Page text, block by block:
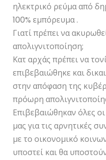
ηλεκτρικό ρεύμα από
100% εμπόρευμα .
Γιατί πρέπει να
απολιγνιτοποίηση;
Κατ αρχάς πρέπει να
επιβεβαιώθηκε και
στην απόφαση της
πρόωρη
Επιβεβαιώθηκαν όλες
μας για τις αρνητικές
με το οικονομικό
υποστεί και θα